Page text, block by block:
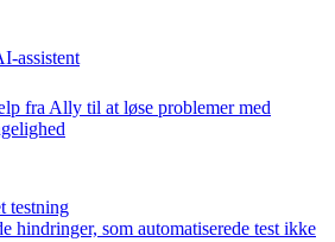
assistent
fra Ally til at løse problemer med
testning
hindringer, som automatiserede test ikke